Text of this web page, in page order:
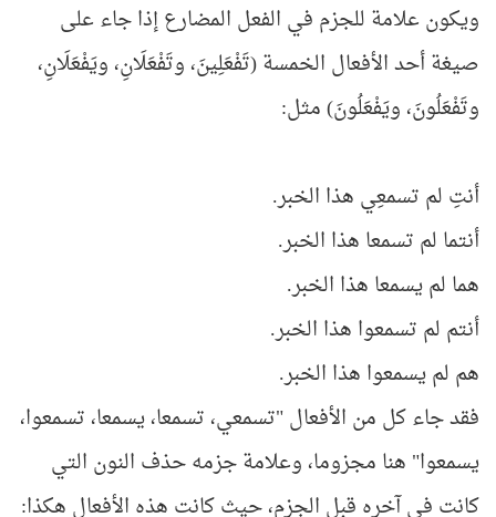
ويكون علامة للجزم في الفعل المضارع إذا جاء على
صيغة أحد الأفعال الخمسة (تَفْعَلِينَ، وتَفْعَلَانِ، ويَفْعَلَانِ،
وتَفْعَلُونَ، ويَفْعَلُونَ) مثل:
أنتِ لم تسمعِي هذا الخبر.
أنتما لم تسمعا هذا الخبر.
هما لم يسمعا هذا الخبر.
أنتم لم تسمعوا هذا الخبر.
هم لم يسمعوا هذا الخبر.
فقد جاء كل من الأفعال "تسمعي، تسمعا، يسمعا، تسمعوا،
يسمعوا" هنا مجزوما، وعلامة جزمه حذف النون التي
كانت في آخره قبل الجزم، حيث كانت هذه الأفعال هكذا: